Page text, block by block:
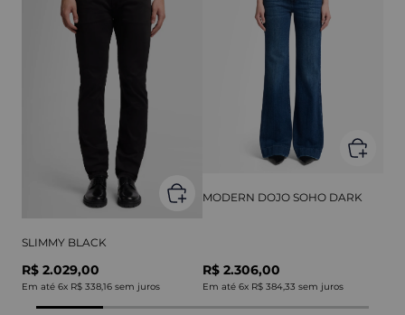
SLIMMY BLACK
R$ 2.029,00
Em até 6x R$ 338,16 sem juros
MODERN DOJO SOHO DARK
R$ 2.306,00
Em até 6x R$ 384,33 sem juros